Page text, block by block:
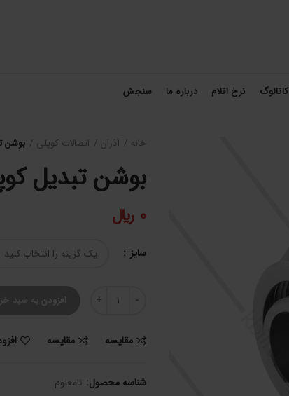
کاتالوگ نرخ اقلام درباره ما سنجش
خانه آذران اتصالات کوپلی بوشن
بوشن تبدیل کوپلی
0 ﷼
سایز
بوشن تبدیل کوپلی آذر 2121 عددافزودن به سبد
مقایسه مقایسه
شناسه محصول: نامعلوم